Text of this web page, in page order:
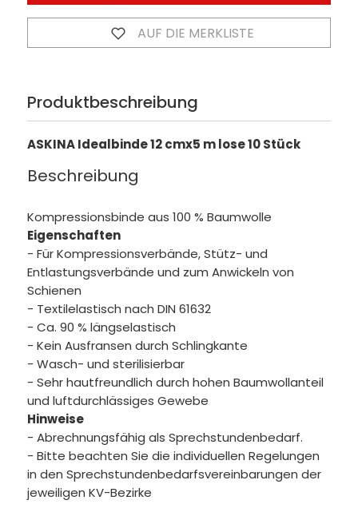
AUF DIE MERKLISTE
Produktbeschreibung
ASKINA Idealbinde 12 cmx5 m lose 10 Stück
Beschreibung
Kompressionsbinde aus 100 % Baumwolle
Eigenschaften
- Für Kompressionsverbände, Stütz- und
Entlastungsverbände und zum Anwickeln von
Schienen
- Textilelastisch nach DIN 61632
- Ca. 90 % längselastisch
- Kein Ausfransen durch Schlingkante
- Wasch- und sterilisierbar
- Sehr hautfreundlich durch hohen Baumwollanteil
und luftdurchlässiges Gewebe
Hinweise
- Abrechnungsfähig als Sprechstundenbedarf.
- Bitte beachten Sie die individuellen Regelungen
in den Sprechstundenbedarfsvereinbarungen der
jeweiligen KV-Bezirke